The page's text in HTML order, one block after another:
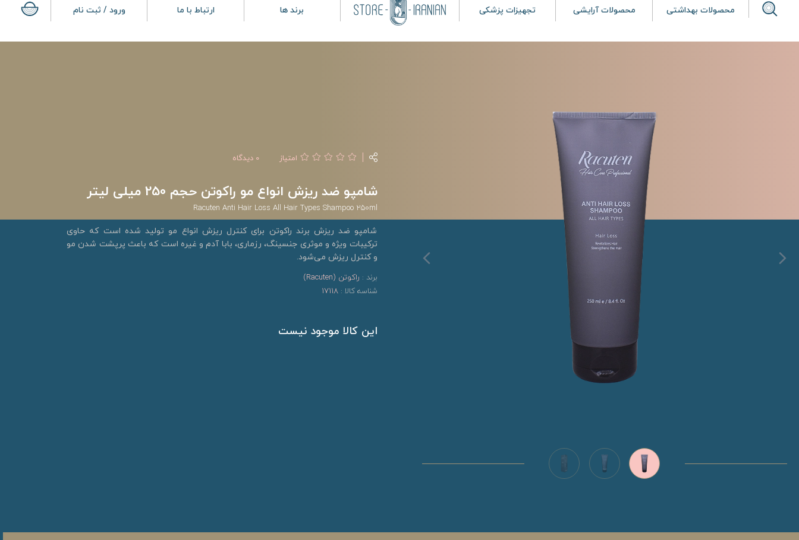
محصولات بهداشتی محصولات آرایشی تجهیزات پزشکی برند ها ارتباط با ما ورود / ثبت نام
امتیاز 0 دیدگاه
شامپو ضد ریزش انواع مو راکوتن حجم 250 میلی لیتر
Racuten Anti Hair Loss All Hair Types Shampoo 250ml
شامپو ضد ریزش برند راکوتن برای کنترل ریزش انواع مو تولید شده است که حاوی
ترکیبات ویژه و موثری جنسینگ، رزماری، بابا آدم و غیره است که باعث پرپشت شدن مو
و کنترل ریزش می‌شود.
برند : راکوتن (Racuten)
شناسه کالا : 17118
این کالا موجود نیست